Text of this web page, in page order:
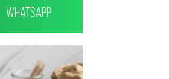
WhatsApp